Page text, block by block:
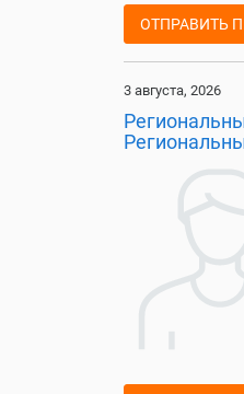
ОТПРАВИТЬ
3 августа, 2026